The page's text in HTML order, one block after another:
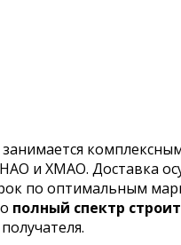
занимается
и ХМАО. Доставка
по оптимальным
полный спектр